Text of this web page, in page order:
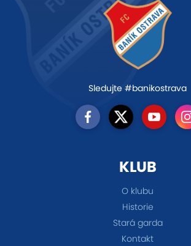
Sledujte #banikostrava
KLUB
O klubu
Historie
Stará garda
Kontakt